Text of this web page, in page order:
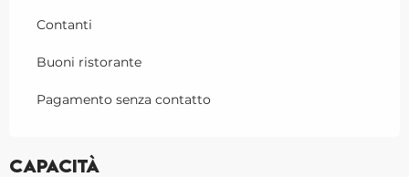
Contanti
Buoni ristorante
Pagamento senza contatto
Capacità